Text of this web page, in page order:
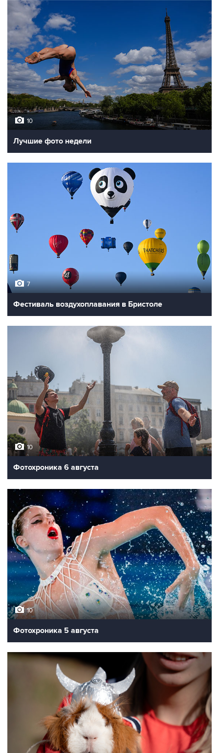
10
Лучшие фото недели
7
Фестиваль воздухоплавания в Бристоле
10
Фотохроника 6 августа
10
Фотохроника 5 августа